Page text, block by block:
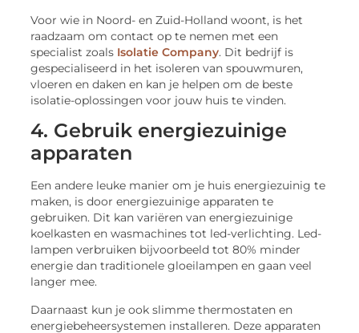
Voor wie in Noord- en Zuid-Holland woont, is het
raadzaam om contact op te nemen met een
specialist zoals Isolatie Company. Dit bedrijf is
gespecialiseerd in het isoleren van spouwmuren,
vloeren en daken en kan je helpen om de beste
isolatie-oplossingen voor jouw huis te vinden.
4. Gebruik energiezuinige
apparaten
Een andere leuke manier om je huis energiezuinig te
maken, is door energiezuinige apparaten te
gebruiken. Dit kan variëren van energiezuinige
koelkasten en wasmachines tot led-verlichting. Led-
lampen verbruiken bijvoorbeeld tot 80% minder
energie dan traditionele gloeilampen en gaan veel
langer mee.
Daarnaast kun je ook slimme thermostaten en
energiebeheersystemen installeren. Deze apparaten